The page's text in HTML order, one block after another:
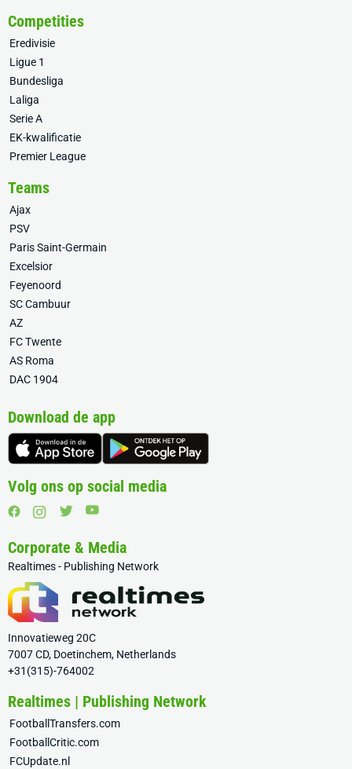
Competities
Eredivisie
Ligue 1
Bundesliga
Laliga
Serie A
EK-kwalificatie
Premier League
Teams
Ajax
PSV
Paris Saint-Germain
Excelsior
Feyenoord
SC Cambuur
AZ
FC Twente
AS Roma
DAC 1904
Download de app
Volg ons op social media
Corporate & Media
Realtimes - Publishing Network
Innovatieweg 20C
7007 CD, Doetinchem, Netherlands
+31(315)-764002
Realtimes | Publishing Network
FootballTransfers.com
FootballCritic.com
FCUpdate.nl